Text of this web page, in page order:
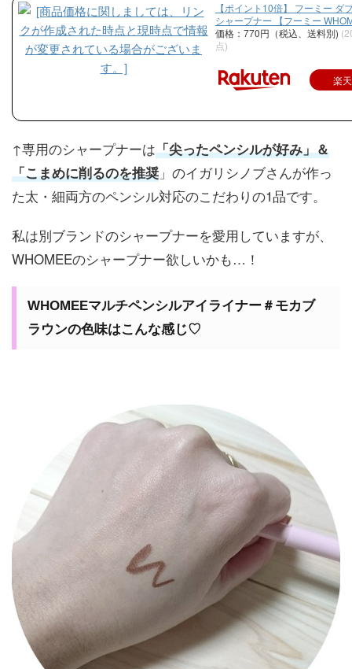
【ポイント10倍】 フーミー ダ
シャープナー 【フーミー
価格：770円（税込、送料別)
点)
楽
↑専用のシャープナーは「尖ったペンシルが好み」＆
「こまめに削るのを推奨 」のイガリシノブさんが作っ
た太・細両方のペンシル対応のこだわりの1品です。
私は別ブランドのシャープナーを愛用していますが、
WHOMEEのシャープナー欲しいかも…！
WHOMEEマルチペンシルアイライナー＃モカブ
ラウンの色味はこんな感じ♡